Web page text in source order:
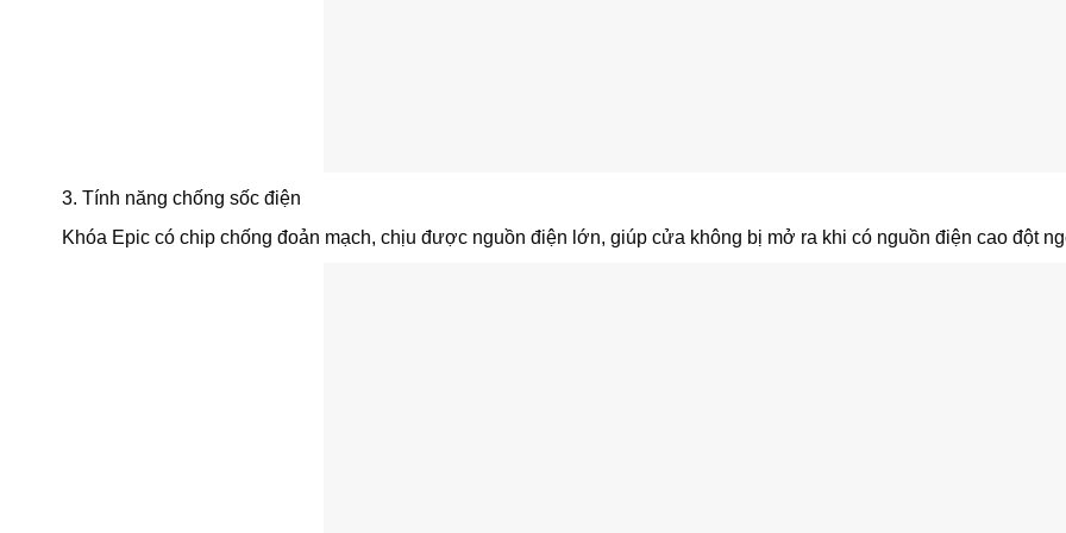
3. Tính năng chống sốc điện
Khóa Epic có chip chống đoản mạch, chịu được nguồn điện lớn, giúp cửa không bị mở ra khi có nguồn điện cao đột